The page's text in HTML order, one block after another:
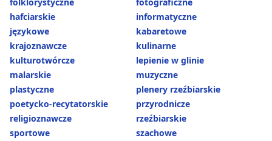
hafciarskie
informatyczne
językowe
kabaretowe
krajoznawcze
kulinarne
kulturotwórcze
lepienie w glinie
malarskie
muzyczne
plastyczne
plenery rzeźbiarskie
poetycko-recytatorskie
przyrodnicze
religioznawcze
rzeźbiarskie
sportowe
szachowe